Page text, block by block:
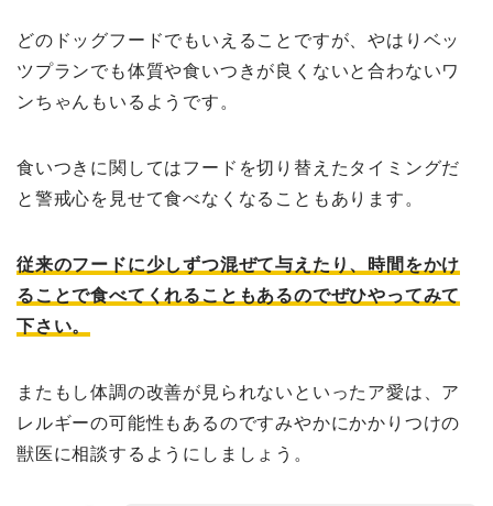
どのドッグフードでもいえることですが、やはりベッ
ツプランでも体質や食いつきが良くないと合わないワ
ンちゃんもいるようです。
食いつきに関してはフードを切り替えたタイミングだ
と警戒心を見せて食べなくなることもあります。
従来のフードに少しずつ混ぜて与えたり、時間をかけ
ることで食べてくれることもあるのでぜひやってみて
下さい。
またもし体調の改善が見られないといったア愛は、ア
レルギーの可能性もあるのですみやかにかかりつけの
獣医に相談するようにしましょう。